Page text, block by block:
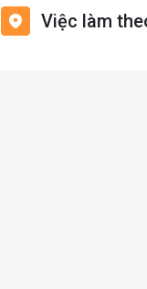
Văn Phòng
Việc làm Nhà Bè
Việc làm